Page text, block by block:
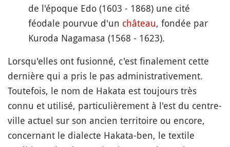
de l'époque Edo (1603 - 1868) une cité
féodale pourvue d'un château, fondée par
Kuroda Nagamasa (1568 - 1623).
Lorsqu'elles ont fusionné, c'est finalement cette
dernière qui a pris le pas administrativement.
Toutefois, le nom de Hakata est toujours très
connu et utilisé, particulièrement à l'est du centre-
ville actuel sur son ancien territoire ou encore,
concernant le dialecte Hakata-ben, le textile